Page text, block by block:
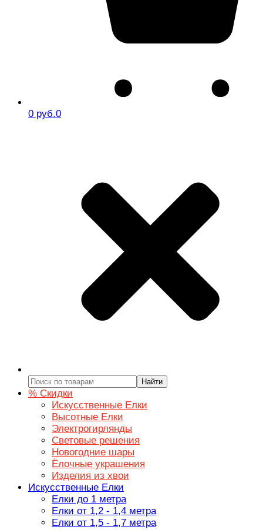
0 руб.0
Найти
% Скидки
Искусственные Елки
Высотные Елки
Электрогирлянды
Световые решения
Новогодние шары
Ёлочные украшения
Изделия из хвои
Искусственные Елки
Елки до 1 метра
Елки от 1,2 - 1,4 метра
Елки от 1,5 - 1,7 метра